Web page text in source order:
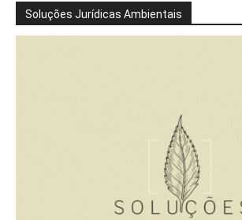
Soluções Jurídicas Ambientais